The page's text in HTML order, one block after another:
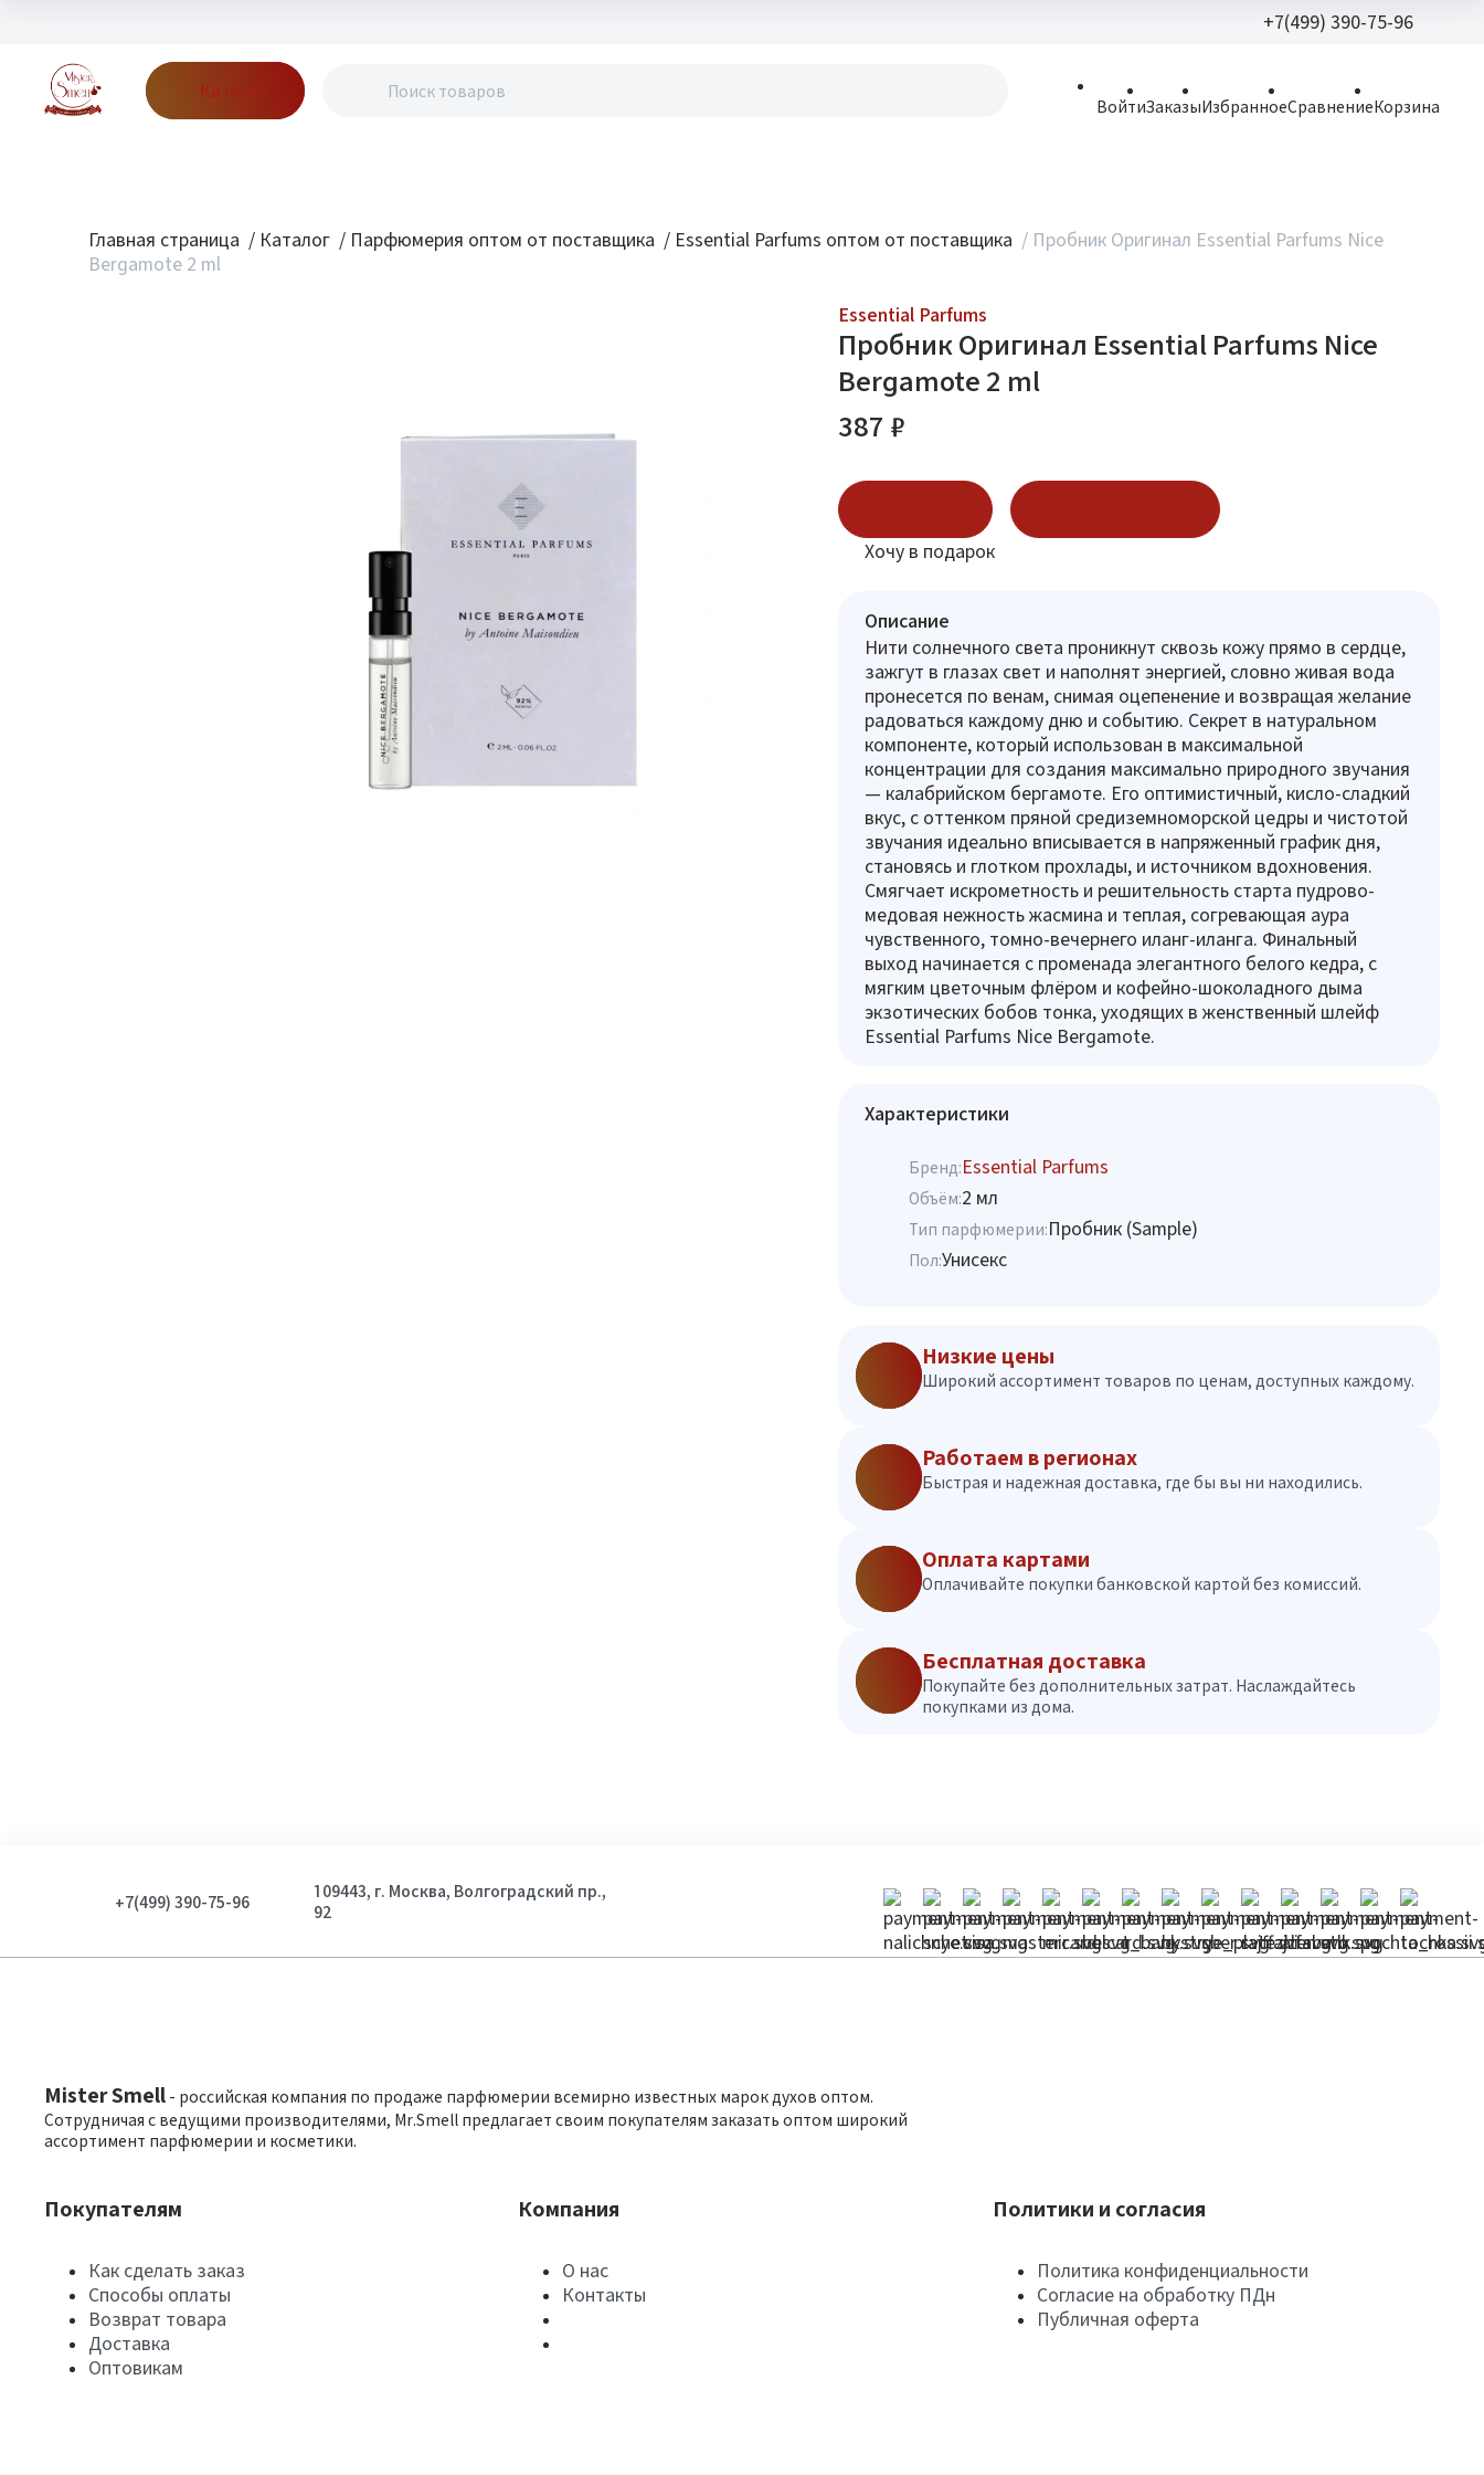
+7(499) 390-75-96
Волгоградский
Каталог
ВойтиЗаказыИзбранноеСравнениеКорзина
Главная страница / Каталог / Парфюмерия оптом от поставщика / Essential Parfums оптом от поставщика / Пробник Оригинал Essential Parfums Nice
Bergamote 2 ml
Essential Parfums
Пробник Оригинал Essential Parfums Nice
Bergamote 2 ml
387 ₽
Хочу в подарок
Описание
Нити солнечного света проникнут сквозь кожу прямо в сердце,
зажгут в глазах свет и наполнят энергией, словно живая вода
пронесется по венам, снимая оцепенение и возвращая желание
радоваться каждому дню и событию. Секрет в натуральном
компоненте, который использован в максимальной
концентрации для создания максимально природного звучания
— калабрийском бергамоте. Его оптимистичный, кисло-сладкий
вкус, с оттенком пряной средиземноморской цедры и чистотой
звучания идеально вписывается в напряженный график дня,
становясь и глотком прохлады, и источником вдохновения.
Смягчает искрометность и решительность старта пудрово-
медовая нежность жасмина и теплая, согревающая аура
чувственного, томно-вечернего иланг-иланга. Финальный
выход начинается с променада элегантного белого кедра, с
мягким цветочным флёром и кофейно-шоколадного дыма
экзотических бобов тонка, уходящих в женственный шлейф
Essential Parfums Nice Bergamote.
Характеристики
Бренд:Essential Parfums
Объём:2 мл
Тип парфюмерии:Пробник (Sample)
Пол:Унисекс
Низкие цены
Широкий ассортимент товаров по ценам, доступных каждому.
Работаем в регионах
Быстрая и надежная доставка, где бы вы ни находились.
Оплата картами
Оплачивайте покупки банковской картой без комиссий.
Бесплатная доставка
Покупайте без дополнительных затрат. Наслаждайтесь
покупками из дома.
+7(499) 390-75-96
109443, г. Москва, Волгоградский пр.,
92
Mister Smell - российская компания по продаже парфюмерии всемирно известных марок духов оптом.
Сотрудничая с ведущими производителями, Mr.Smell предлагает своим покупателям заказать оптом широкий
ассортимент парфюмерии и косметики.
Покупателям
Как сделать заказ
Способы оплаты
Возврат товара
Доставка
Оптовикам
Компания
О нас
Контакты
Политики и согласия
Политика конфиденциальности
Согласие на обработку ПДн
Публичная оферта